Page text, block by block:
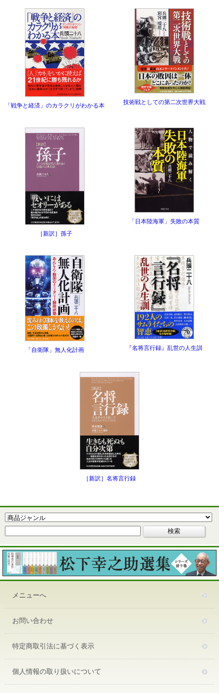
「戦争と経済」のカラクリがわかる本 技術戦としての第二次世界大戦
［新訳］孫子
「日本陸海軍」失敗の本質
「自衛隊」無人化計画 『名将言行録』乱世の人生訓
［新訳］名将言行録
メニューへ
お問い合わせ
特定商取引法に基づく表示
個人情報の取り扱いについて